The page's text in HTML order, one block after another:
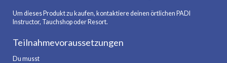
Um dieses Produkt zu kaufen, kontaktiere deinen örtlichen PADI
Instructor, Tauchshop oder Resort.
Teilnahmevoraussetzungen
Du musst